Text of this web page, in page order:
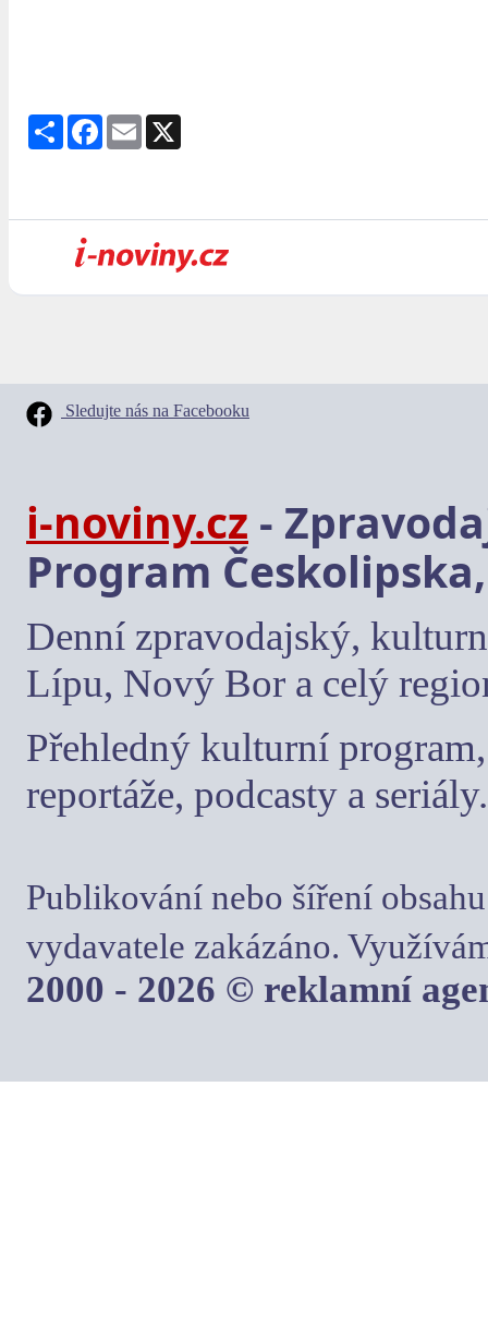
Share Facebook
Email
Sledujte nás na Facebooku
i-noviny.cz -
Program
Denní zpravodajský,
Lípu, Nový Bor a celý
Přehledný kulturní
reportáže, podcasty a seriály.
Publikování nebo šíření
vydavatele zakázáno.
2000 - 2026 © reklamní